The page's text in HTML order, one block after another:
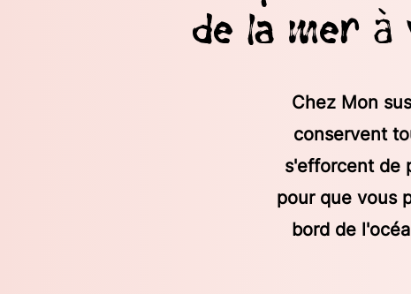
de la mer à
Chez Mon
conservent
s'efforcent de
pour que vous
bord de